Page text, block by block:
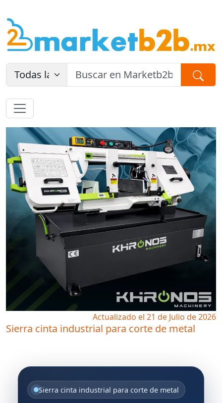
Actualizado el 21 de Julio de 2026
Sierra cinta industrial para corte de metal
Sierra cinta industrial para corte de metal